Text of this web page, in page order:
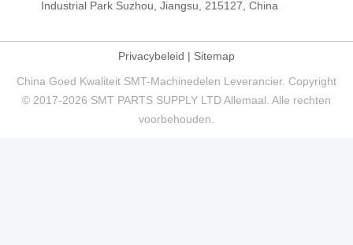
Industrial Park Suzhou, Jiangsu, 215127, China
Privacybeleid | Sitemap
China Goed Kwaliteit SMT-Machinedelen Leverancier. Copyright
© 2017-2026 SMT PARTS SUPPLY LTD Allemaal. Alle rechten
voorbehouden.